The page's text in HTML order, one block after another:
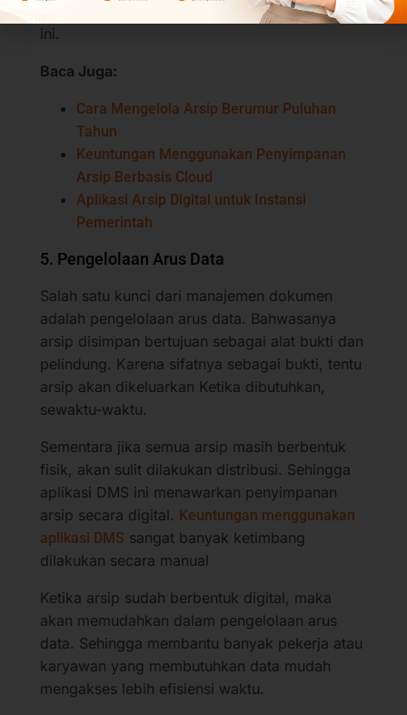
melakukan aktivitas yang bersifat virtual seperti
ini.
Baca Juga:
Cara Mengelola Arsip Berumur Puluhan
Tahun
Keuntungan Menggunakan Penyimpanan
Arsip Berbasis Cloud
Aplikasi Arsip Digital untuk Instansi
Pemerintah
5. Pengelolaan Arus Data
Salah satu kunci dari manajemen dokumen
adalah pengelolaan arus data. Bahwasanya
arsip disimpan bertujuan sebagai alat bukti dan
pelindung. Karena sifatnya sebagai bukti, tentu
arsip akan dikeluarkan Ketika dibutuhkan,
sewaktu-waktu.
Sementara jika semua arsip masih berbentuk
fisik, akan sulit dilakukan distribusi. Sehingga
aplikasi DMS ini menawarkan penyimpanan
arsip secara digital. Keuntungan menggunakan
aplikasi DMS sangat banyak ketimbang
dilakukan secara manual
Ketika arsip sudah berbentuk digital, maka
akan memudahkan dalam pengelolaan arus
data. Sehingga membantu banyak pekerja atau
karyawan yang membutuhkan data mudah
mengakses lebih efisiensi waktu.